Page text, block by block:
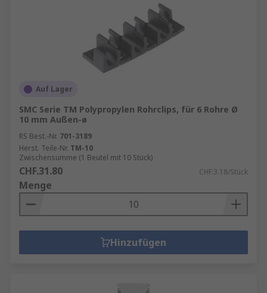
Auf Lager
SMC Serie TM Polypropylen Rohrclips, für 6 Rohre Ø
10 mm Außen-ø
RS Best.-Nr. 701-3189
Herst. Teile-Nr. TM-10
Zwischensumme (1 Beutel mit 10 Stück)
CHF.31.80 CHF.3.18/Stück
Menge
Hinzufügen